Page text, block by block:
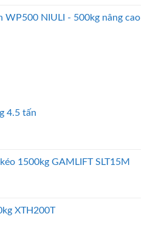
WP500 NIULI - 500kg nâng cao
4.5 tấn
1500kg GAMLIFT SLT15M
XTH200T